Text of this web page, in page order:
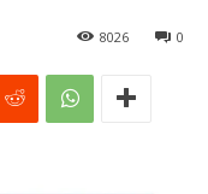
0
8026